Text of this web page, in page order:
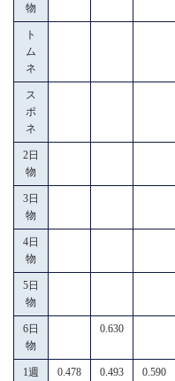
物
ト
ム
ネ
ス
ポ
ネ
2日
物
3日
物
4日
物
5日
物
6日
物
0.630
1週
0.478 0.493 0.590